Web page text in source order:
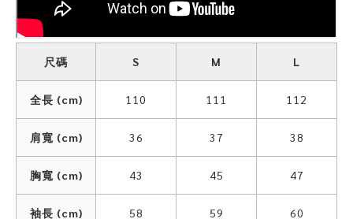
尺碼 S M L
全長 (cm) 110 111 112
肩寬 (cm) 36 37 38
胸寬 (cm) 43 45 47
袖長 (cm) 58 59 60